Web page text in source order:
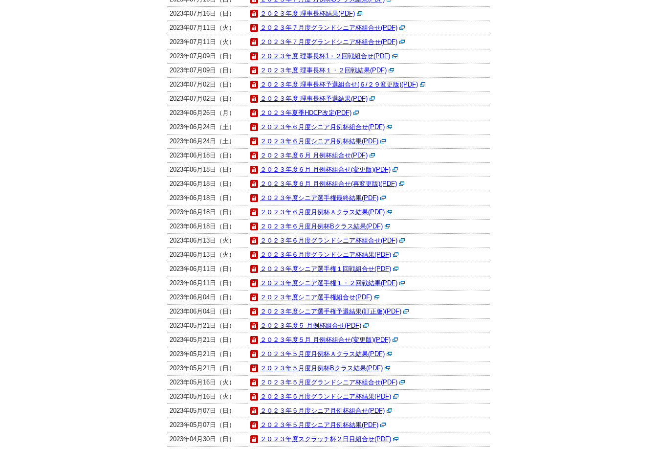
2023年07月16日（日）
２０２３年度 理事長杯結果(PDF)
2023年07月11日（火）
２０２３年７月度グランドシニア杯組合せ(PDF)
2023年07月11日（火）
２０２３年７月度グランドシニア杯組合せ(PDF)
2023年07月09日（日）
２０２３年度 理事長杯1・２回戦組合せ(PDF)
2023年07月09日（日）
２０２３年度 理事長杯１・２回戦結果(PDF)
2023年07月02日（日）
２０２３年度 理事長杯予選組合せ(６/２９変更版)(PDF)
2023年07月02日（日）
２０２３年度 理事長杯予選結果(PDF)
2023年06月26日（月）
２０２３年夏季HDCP改定(PDF)
2023年06月24日（土）
２０２３年６月度シニア月例杯組合せ(PDF)
2023年06月24日（土）
２０２３年６月度シニア月例杯結果(PDF)
2023年06月18日（日）
２０２３年度６月 月例杯組合せ(PDF)
2023年06月18日（日）
２０２３年度６月 月例杯組合せ(変更版)(PDF)
2023年06月18日（日）
２０２３年度６月 月例杯組合せ(再変更版)(PDF)
2023年06月18日（日）
２０２３年度シニア選手権最終結果(PDF)
2023年06月18日（日）
２０２３年６月度月例杯Ａクラス結果(PDF)
2023年06月18日（日）
２０２３年６月度月例杯Bクラス結果(PDF)
2023年06月13日（火）
２０２３年６月度グランドシニア杯組合せ(PDF)
2023年06月13日（火）
２０２３年６月度グランドシニア杯結果(PDF)
2023年06月11日（日）
２０２３年度シニア選手権１回戦組合せ(PDF)
2023年06月11日（日）
２０２３年度シニア選手権１・２回戦結果(PDF)
2023年06月04日（日）
２０２３年度シニア選手権組合せ(PDF)
2023年06月04日（日）
２０２３年度シニア選手権予選結果(訂正版)(PDF)
2023年05月21日（日）
２０２３年度５ 月例杯組合せ(PDF)
2023年05月21日（日）
２０２３年度５月 月例杯組合せ(変更版)(PDF)
2023年05月21日（日）
２０２３年５月度月例杯Ａクラス結果(PDF)
2023年05月21日（日）
２０２３年５月度月例杯Bクラス結果(PDF)
2023年05月16日（火）
２０２３年５月度グランドシニア杯組合せ(PDF)
2023年05月16日（火）
２０２３年５月度グランドシニア杯結果(PDF)
2023年05月07日（日）
２０２３年５月度シニア月例杯組合せ(PDF)
2023年05月07日（日）
２０２３年５月度シニア月例杯結果(PDF)
2023年04月30日（日）
２０２３年度スクラッチ杯２日目組合せ(PDF)